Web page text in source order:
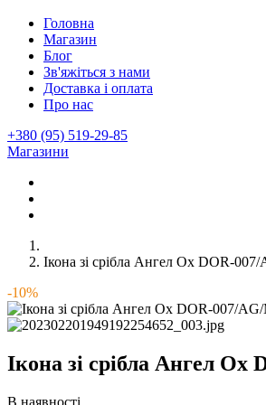
Головна
Магазин
Блог
Зв'яжіться з нами
Доставка і оплата
Про нас
+380 (95) 519-29-85
Магазини
Ікона зі срібла Ангел Ох DOR-
-10%
Ікона зі срібла Ангел